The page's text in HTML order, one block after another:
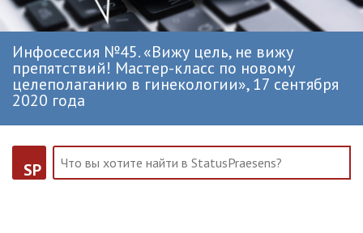
Инфосессия №45. «Вижу цель, не вижу
препятствий! Мастер-класс по новому
целеполаганию в гинекологии», 17 сентября
2020 года
SP